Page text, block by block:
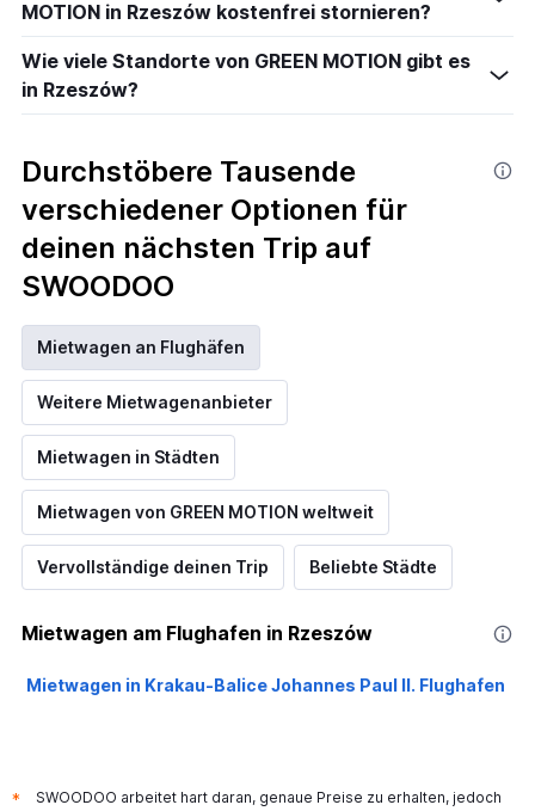
MOTION in Rzeszów kostenfrei stornieren?
Wie viele Standorte von GREEN MOTION gibt es
in Rzeszów?
Durchstöbere Tausende
verschiedener Optionen für
deinen nächsten Trip auf
SWOODOO
Mietwagen an Flughäfen
Weitere Mietwagenanbieter
Mietwagen in Städten
Mietwagen von GREEN MOTION weltweit
Vervollständige deinen Trip Beliebte Städte
Mietwagen am Flughafen in Rzeszów
Mietwagen in Krakau-Balice Johannes Paul II. Flughafen
*
SWOODOO arbeitet hart daran, genaue Preise zu erhalten, jedoch